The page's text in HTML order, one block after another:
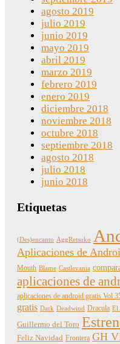
agosto 2019
julio 2019
junio 2019
mayo 2019
abril 2019
marzo 2019
febrero 2019
enero 2019
diciembre 2018
noviembre 2018
octubre 2018
septiembre 2018
agosto 2018
julio 2018
junio 2018
Etiquetas
(Des)encanto AggRetsuko
Aplicaciones de
Mouth Blame Castlevania
aplicaciones de
aplicaciones de android gratis Vol
gratis Dark Deadwind Dracula El
Guillermo del Toro
Feliz Navidad Frontera GH